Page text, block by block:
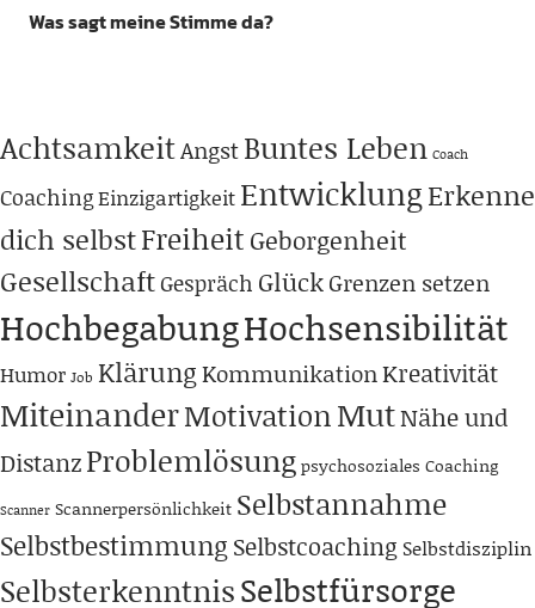
Was sagt meine Stimme da?
AchtsamkeitAngstBuntes Leben Coach
CoachingEinzigartigkeit EntwicklungErkenne
dich selbstFreiheit Geborgenheit
GesellschaftGespräch GlückGrenzen setzen
HochbegabungHochsensibilität
Humor Job KlärungKommunikationKreativität
MiteinanderMotivationMutNähe und
DistanzProblemlösungpsychosoziales Coaching
Scanner Scannerpersönlichkeit Selbstannahme
Selbstbestimmung Selbstcoaching Selbstdisziplin
SelbsterkenntnisSelbstfürsorge